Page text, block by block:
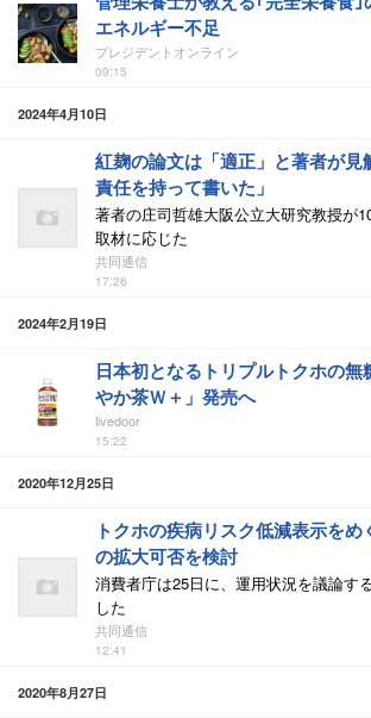
エネルギー不足
プレジデントオンライン
09:15
2024年4月10日
紅麹の論文は「適正」と著者が見
責任を持って書いた」
著者の庄司哲雄大阪公立大研究教授が
取材に応じた
共同通信
17:26
2024年2月19日
日本初となるトリプルトクホの無
やか茶Ｗ＋」発売へ
livedoor
15:22
2020年12月25日
トクホの疾病リスク低減表示を
の拡大可否を検討
消費者庁は25日に、運用状況を議論す
した
共同通信
12:41
2020年8月27日